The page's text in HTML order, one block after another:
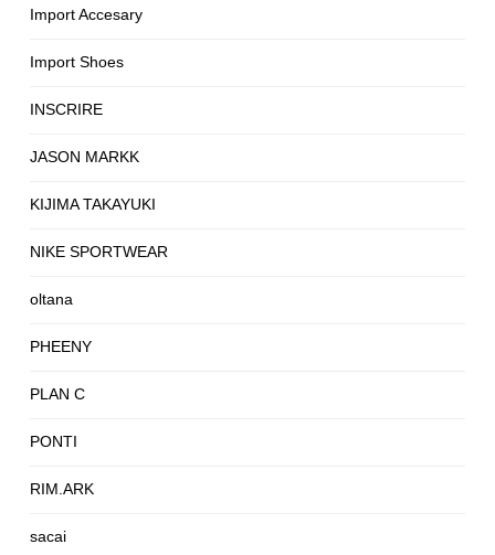
Import Accesary
Import Shoes
INSCRIRE
JASON MARKK
KIJIMA TAKAYUKI
NIKE SPORTWEAR
oltana
PHEENY
PLAN C
PONTI
RIM.ARK
sacai